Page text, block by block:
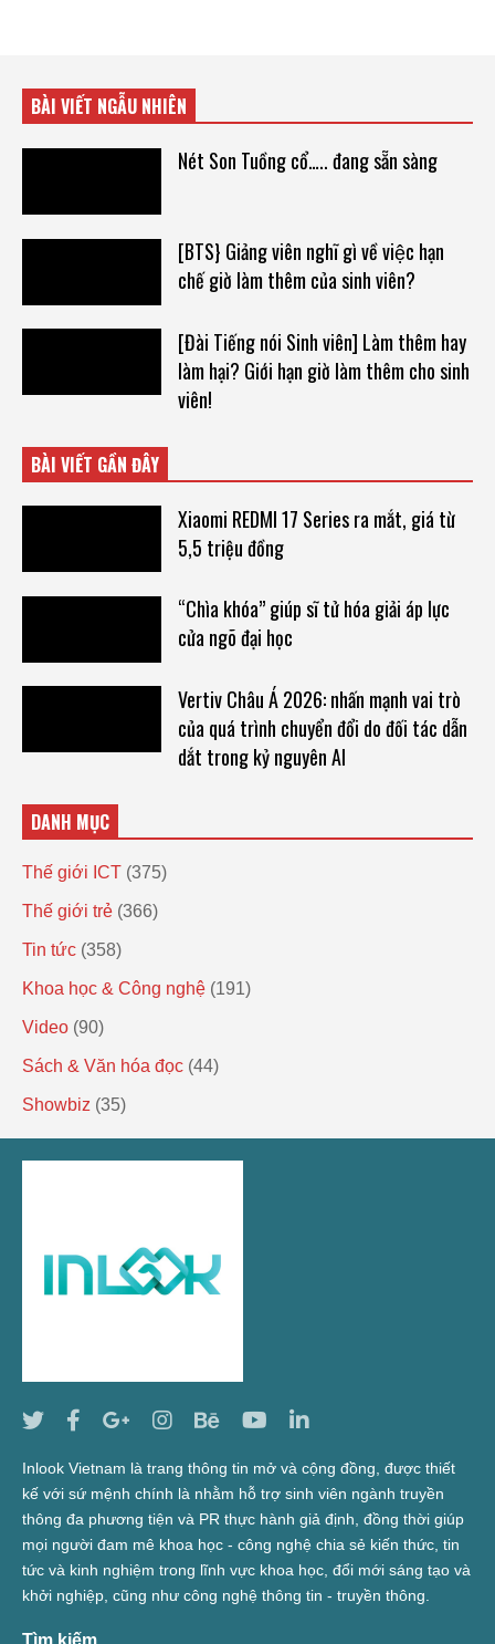
BÀI VIẾT NGẪU NHIÊN
Nét Son Tuồng cổ….. đang sẵn sàng
[BTS} Giảng viên nghĩ gì về việc hạn
chế giờ làm thêm của sinh viên?
[Đài Tiếng nói Sinh viên] Làm thêm hay
làm hại? Giới hạn giờ làm thêm cho sinh
viên!
BÀI VIẾT GẦN ĐÂY
Xiaomi REDMI 17 Series ra mắt, giá từ
5,5 triệu đồng
“Chìa khóa” giúp sĩ tử hóa giải áp lực
cửa ngõ đại học
Vertiv Châu Á 2026: nhấn mạnh vai trò
của quá trình chuyển đổi do đối tác dẫn
dắt trong kỷ nguyên AI
DANH MỤC
Thế giới ICT (375)
Thế giới trẻ (366)
Tin tức (358)
Khoa học & Công nghệ (191)
Video (90)
Sách & Văn hóa đọc (44)
Showbiz (35)
Inlook Vietnam là trang thông tin mở và cộng đồng, được thiết
kế với sứ mệnh chính là nhằm hỗ trợ sinh viên ngành truyền
thông đa phương tiện và PR thực hành giả định, đồng thời giúp
mọi người đam mê khoa học - công nghệ chia sẻ kiến thức, tin
tức và kinh nghiệm trong lĩnh vực khoa học, đổi mới sáng tạo và
khởi nghiệp, cũng như công nghệ thông tin - truyền thông.
Tìm kiếm